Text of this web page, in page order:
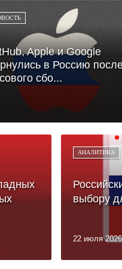
Apple и Google
в Россию
сбо...
АНАЛИТИКА
выбору
22 июля 2026